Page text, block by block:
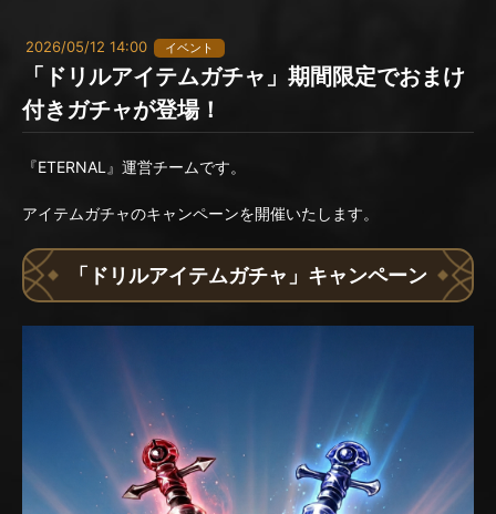
2026/05/12 14:00 イベント
「ドリルアイテムガチャ」期間限定でおまけ
付きガチャが登場！
『ETERNAL』運営チームです。
アイテムガチャのキャンペーンを開催いたします。
「ドリルアイテムガチャ」キャンペーン